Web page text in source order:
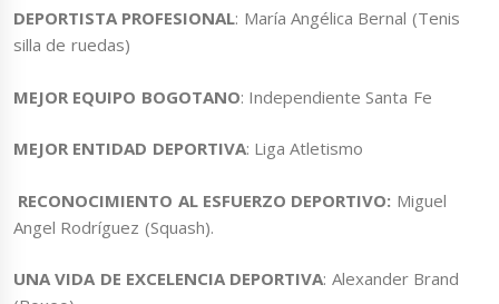
DEPORTISTA PROFESIONAL: María Angélica Bernal (Tenis
silla de ruedas)
MEJOR EQUIPO BOGOTANO: Independiente Santa Fe
MEJOR ENTIDAD DEPORTIVA: Liga Atletismo
RECONOCIMIENTO AL ESFUERZO DEPORTIVO: Miguel
Angel Rodríguez (Squash).
UNA VIDA DE EXCELENCIA DEPORTIVA: Alexander Brand